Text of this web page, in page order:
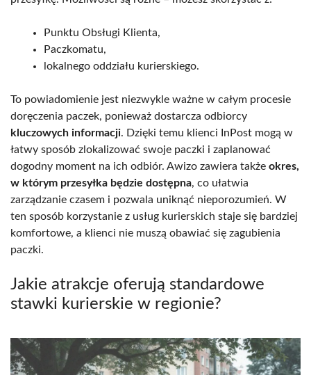
Punktu Obsługi Klienta,
Paczkomatu,
lokalnego oddziału kurierskiego.
To powiadomienie jest niezwykle ważne w całym procesie
doręczenia paczek, ponieważ dostarcza odbiorcy
kluczowych informacji. Dzięki temu klienci InPost mogą w
łatwy sposób zlokalizować swoje paczki i zaplanować
dogodny moment na ich odbiór. Awizo zawiera także okres,
w którym przesyłka będzie dostępna, co ułatwia
zarządzanie czasem i pozwala uniknąć nieporozumień. W
ten sposób korzystanie z usług kurierskich staje się bardziej
komfortowe, a klienci nie muszą obawiać się zagubienia
paczki.
Jakie atrakcje oferują standardowe
stawki kurierskie w regionie?